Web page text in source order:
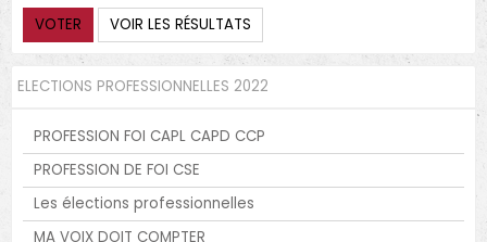
VOTER VOIR LES RÉSULTATS
ELECTIONS PROFESSIONNELLES 2022
PROFESSION FOI CAPL CAPD CCP
PROFESSION DE FOI CSE
Les élections professionnelles
MA VOIX DOIT COMPTER